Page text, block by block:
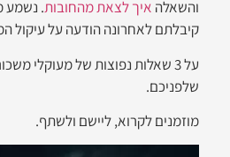
והשאלה איך לצאת מהחובות. נשמע
קיבלתם לאחרונה הודעה על עיקול
על 3 שאלות נפוצות של מעוקלי
שלפניכם.
מוזמנים לקרוא, ליישם ולשתף.